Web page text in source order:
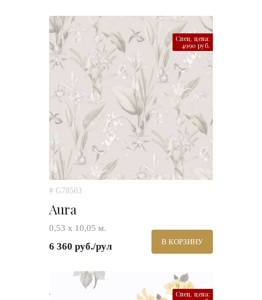
Спец. цена:
4990 руб.
# G78503
Aura
0,53 х 10,05 м.
6 360 руб./рул В КОРЗИНУ
Спец. цена: